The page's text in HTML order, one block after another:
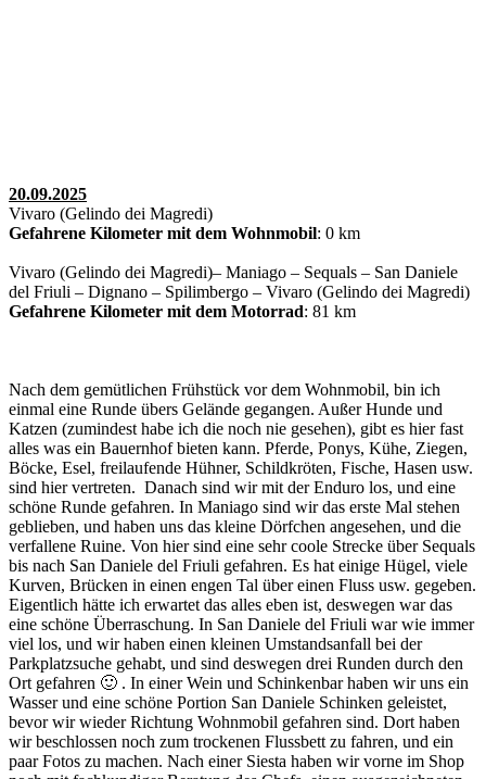
20.09.2025
Vivaro (Gelindo dei Magredi)
Gefahrene Kilometer mit dem Wohnmobil: 0 km
Vivaro (Gelindo dei Magredi)– Maniago – Sequals – San Daniele
del Friuli – Dignano – Spilimbergo – Vivaro (Gelindo dei Magredi)
Gefahrene Kilometer mit dem Motorrad: 81 km
Nach dem gemütlichen Frühstück vor dem Wohnmobil, bin ich
einmal eine Runde übers Gelände gegangen. Außer Hunde und
Katzen (zumindest habe ich die noch nie gesehen), gibt es hier fast
alles was ein Bauernhof bieten kann. Pferde, Ponys, Kühe, Ziegen,
Böcke, Esel, freilaufende Hühner, Schildkröten, Fische, Hasen usw.
sind hier vertreten. Danach sind wir mit der Enduro los, und eine
schöne Runde gefahren. In Maniago sind wir das erste Mal stehen
geblieben, und haben uns das kleine Dörfchen angesehen, und die
verfallene Ruine. Von hier sind eine sehr coole Strecke über Sequals
bis nach San Daniele del Friuli gefahren. Es hat einige Hügel, viele
Kurven, Brücken in einen engen Tal über einen Fluss usw. gegeben.
Eigentlich hätte ich erwartet das alles eben ist, deswegen war das
eine schöne Überraschung. In San Daniele del Friuli war wie immer
viel los, und wir haben einen kleinen Umstandsanfall bei der
Parkplatzsuche gehabt, und sind deswegen drei Runden durch den
Ort gefahren 🙂 . In einer Wein und Schinkenbar haben wir uns ein
Wasser und eine schöne Portion San Daniele Schinken geleistet,
bevor wir wieder Richtung Wohnmobil gefahren sind. Dort haben
wir beschlossen noch zum trockenen Flussbett zu fahren, und ein
paar Fotos zu machen. Nach einer Siesta haben wir vorne im Shop